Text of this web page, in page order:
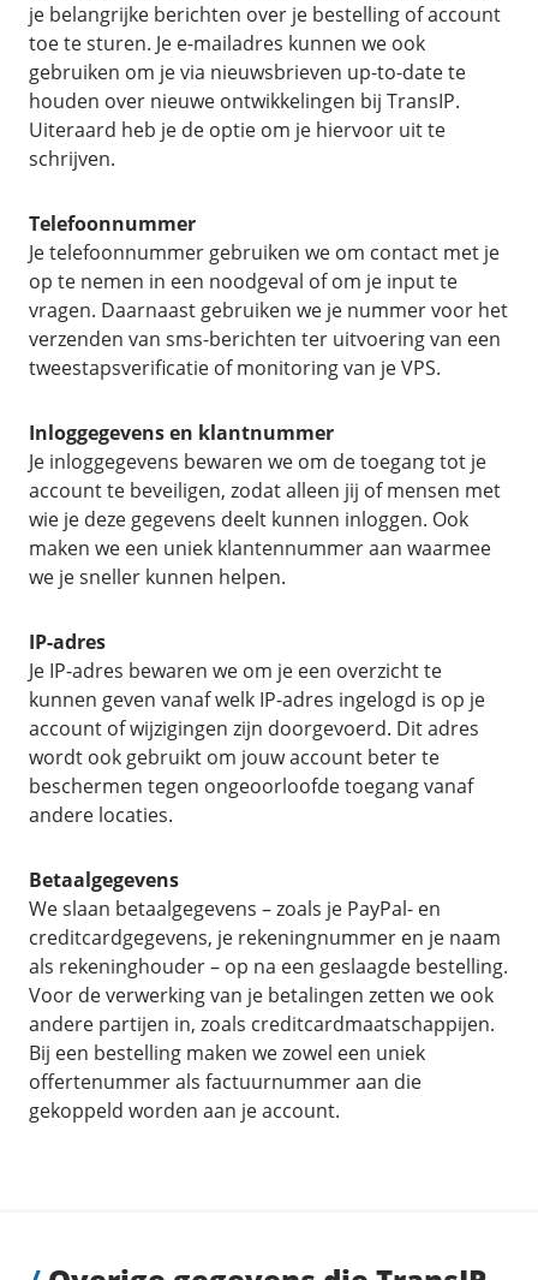
je belangrijke berichten over je bestelling of account
toe te sturen. Je e-mailadres kunnen we ook
gebruiken om je via nieuwsbrieven up-to-date te
houden over nieuwe ontwikkelingen bij TransIP.
Uiteraard heb je de optie om je hiervoor uit te
schrijven.
Telefoonnummer
Je telefoonnummer gebruiken we om contact met je
op te nemen in een noodgeval of om je input te
vragen. Daarnaast gebruiken we je nummer voor het
verzenden van sms-berichten ter uitvoering van een
tweestapsverificatie of monitoring van je VPS.
Inloggegevens en klantnummer
Je inloggegevens bewaren we om de toegang tot je
account te beveiligen, zodat alleen jij of mensen met
wie je deze gegevens deelt kunnen inloggen. Ook
maken we een uniek klantennummer aan waarmee
we je sneller kunnen helpen.
IP-adres
Je IP-adres bewaren we om je een overzicht te
kunnen geven vanaf welk IP-adres ingelogd is op je
account of wijzigingen zijn doorgevoerd. Dit adres
wordt ook gebruikt om jouw account beter te
beschermen tegen ongeoorloofde toegang vanaf
andere locaties.
Betaalgegevens
We slaan betaalgegevens – zoals je PayPal- en
creditcardgegevens, je rekeningnummer en je naam
als rekeninghouder – op na een geslaagde bestelling.
Voor de verwerking van je betalingen zetten we ook
andere partijen in, zoals creditcardmaatschappijen.
Bij een bestelling maken we zowel een uniek
offertenummer als factuurnummer aan die
gekoppeld worden aan je account.